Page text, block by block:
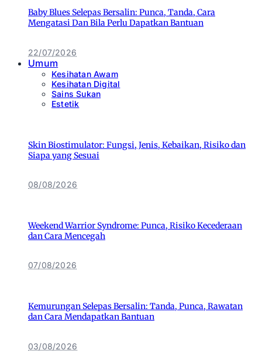
Baby Blues Selepas Bersalin: Punca, Tanda, Cara
Mengatasi Dan Bila Perlu Dapatkan Bantuan
22/07/2026
Umum
Kesihatan Awam
Kesihatan Digital
Sains Sukan
Estetik
Skin Biostimulator: Fungsi, Jenis, Kebaikan, Risiko dan
Siapa yang Sesuai
08/08/2026
Weekend Warrior Syndrome: Punca, Risiko Kecederaan
dan Cara Mencegah
07/08/2026
Kemurungan Selepas Bersalin: Tanda, Punca, Rawatan
dan Cara Mendapatkan Bantuan
03/08/2026